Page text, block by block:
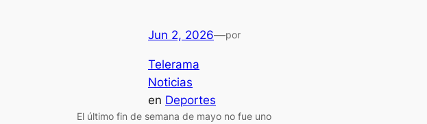
Jun 2, 2026—por
Telerama
Noticias
en Deportes
El último fin de semana de mayo no fue uno